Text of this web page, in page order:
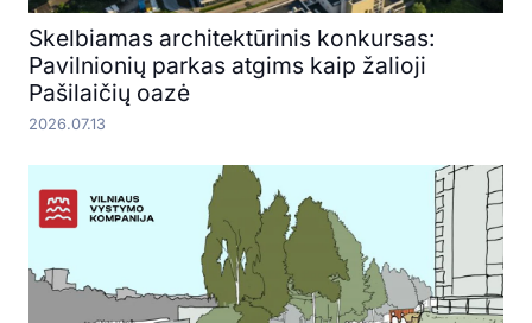
Skelbiamas architektūrinis konkursas:
Pavilnionių parkas atgims kaip žalioji
Pašilaičių oazė
2026.07.13